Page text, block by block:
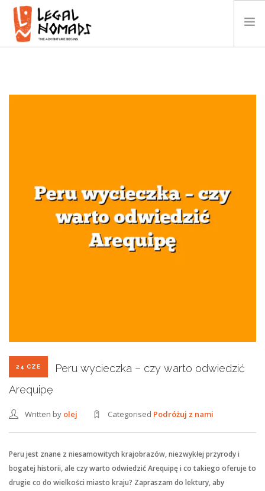
WIDEO
24 CZE
Peru wycieczka – czy warto odwiedzić
Arequipę
Written by olej Categorised Podróżuj z nami
Peru jest znane z niesamowitych krajobrazów, niezwykłej przyrody i
bogatej historii, ale czy warto odwiedzić Arequipę i co takiego oferuje to
drugie co do wielkości miasto kraju? Zapraszam do lektury, aby